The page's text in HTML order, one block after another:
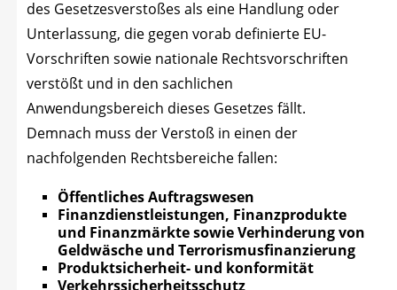
des Geset­zes­ver­sto­ßes als eine Hand­lung oder
Unter­las­sung, die gegen vor­ab defi­nier­te EU-
Vor­schrif­ten sowie natio­na­le Rechts­vor­schrif­ten
ver­stößt und in den sach­li­chen
Anwen­dungs­be­reich die­ses Geset­zes fällt.
Dem­nach muss der Ver­stoß in einen der
nach­fol­gen­den Rechts­be­rei­che fallen:
Öffent­li­ches Auftragswesen
Finanz­dienst­leis­tun­gen, Finanz­pro­duk­te
und Finanz­märk­te sowie Ver­hin­de­rung von
Geld­wä­sche und Terrorismusfinanzierung
Pro­dukt­si­cher­heit- und konformität
Ver­kehrs­si­cher­heits­schutz